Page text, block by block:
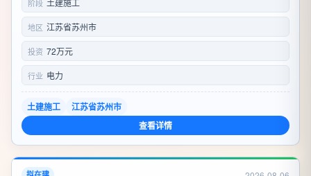
阶段 土建施工
地区 江苏省苏州市
投资 72万元
行业 电力
土建施工
江苏省苏州市
查看详情